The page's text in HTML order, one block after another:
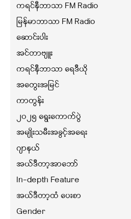
ကရင်နီဘာသာ FM Radio
မြန်မာဘာသာ FM Radio
ဆောင်းပါး
အင်တာဗျူး
ကရင်နီဘာသာ ရေဒီယို
အတွေးအမြင်
ကာတွန်း
၂၀၂၅ ရွေးကောက်ပွဲ
အမျိုးသမီးအခွင့်အရေး
ဂျာနယ်
အယ်ဒီတာ့အာဘော်
In-depth Feature
အယ်ဒီတာ့ထံ ပေးစာ
Gender